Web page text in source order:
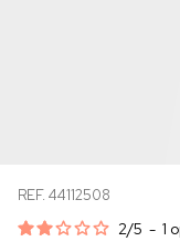
REF. 44112508
2/5 - 1